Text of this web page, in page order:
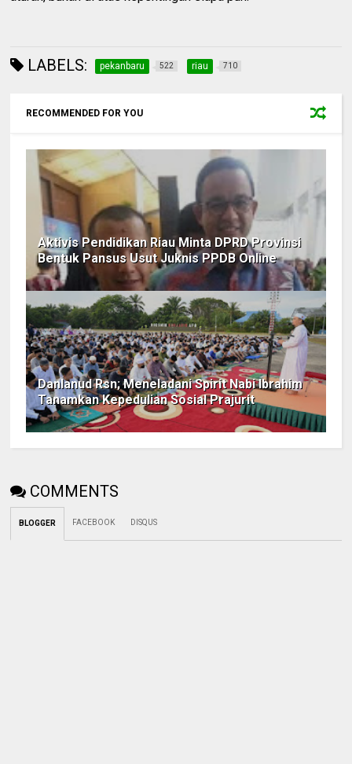
LABELS: pekanbaru 522 riau 710
RECOMMENDED FOR YOU
Aktivis Pendidikan Riau Minta DPRD Provinsi
Bentuk Pansus Usut Juknis PPDB Online
Danlanud Rsn; Meneladani Spirit Nabi Ibrahim
Tanamkan Kepedulian Sosial Prajurit
COMMENTS
BLOGGER FACEBOOK DISQUS